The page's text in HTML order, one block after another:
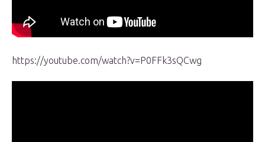
https://youtube.com/watch?v=P0FFk3sQCwg